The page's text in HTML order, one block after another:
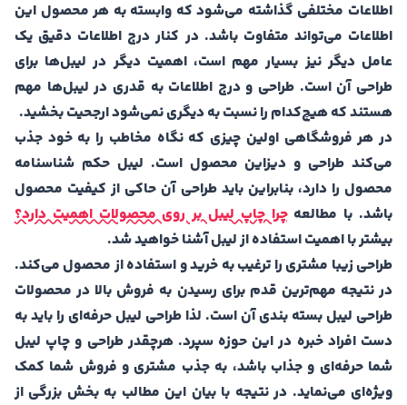
اطلاعات مختلفی گذاشته می‌شود که وابسته به هر محصول این
اطلاعات می‌تواند متفاوت باشد. در کنار درج اطلاعات دقیق یک
عامل دیگر نیز بسیار مهم است، اهمیت دیگر در لیبل‌ها برای
طراحی آن است. طراحی و درج اطلاعات به قدری در لیبل‌ها مهم
هستند که هیچ‌کدام را نسبت به دیگری نمی‌شود ارجحیت بخشید.
در هر فروشگاهی اولین چیزی که نگاه مخاطب را به خود جذب
می‌کند طراحی و دیزاین محصول است. لیبل حکم شناسنامه
محصول را دارد، بنابراین باید طراحی آن حاکی از کیفیت محصول
باشد. با مطالعهچرا چاپ لیبل بر روی محصولات اهمیت دارد؟
بیشتر با اهمیت استفاده از لیبل آشنا خواهید شد.
طراحی زیبا مشتری را ترغیب به خرید و استفاده از محصول می‌کند.
در نتیجه مهم‌ترین قدم برای رسیدن به فروش بالا در محصولات
طراحی لیبل بسته بندی آن است. لذا طراحی لیبل حرفه‌ای را باید به
دست افراد خبره در این حوزه سپرد. هرچقدر طراحی و چاپ لیبل
شما حرفه‌ای و جذاب باشد، به جذب مشتری و فروش شما کمک
ویژه‌ای می‌نماید. در نتیجه با بیان این مطالب به بخش بزرگی از